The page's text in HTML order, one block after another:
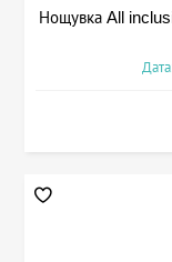
Нощувка All